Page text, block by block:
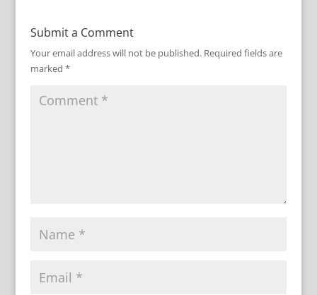
Submit a Comment
Your email address will not be published. Required fields are
marked *